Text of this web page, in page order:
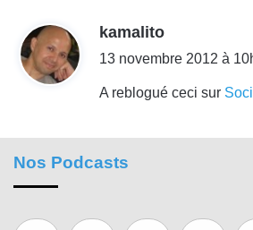
kamalito
i
13 novembre 2012 à
A reblogué ceci sur
Nos Podcasts